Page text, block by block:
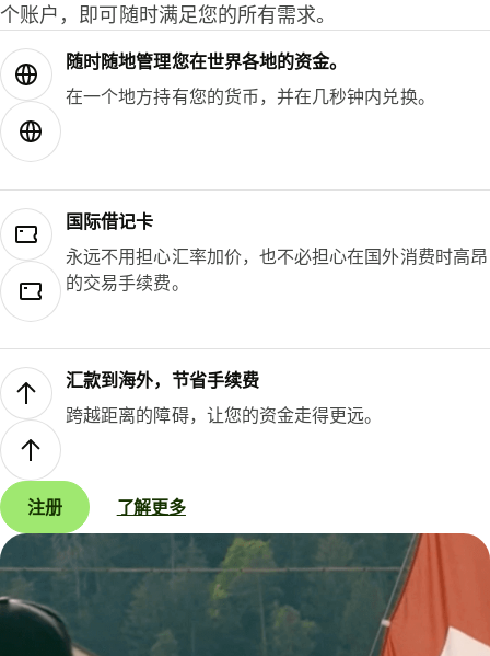
个账户，即可随时满足您的所有需求。
随时随地管理您在世界各地的资金。
在一个地方持有您的货币，并在几秒钟内兑换。
国际借记卡
永远不用担心汇率加价，也不必担心在国外消费时高昂
的交易手续费。
汇款到海外，节省手续费
跨越距离的障碍，让您的资金走得更远。
注册 了解更多